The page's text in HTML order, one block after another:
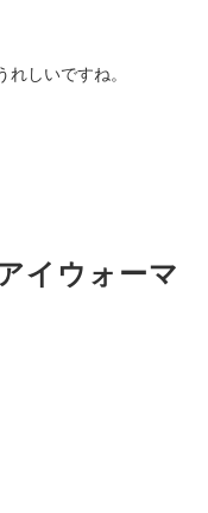
しいですね。
イウォーマ